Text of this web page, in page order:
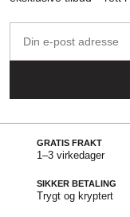
post
GRATIS FRAKT
1–3 virkedager
SIKKER BETALING
Trygt og kryptert